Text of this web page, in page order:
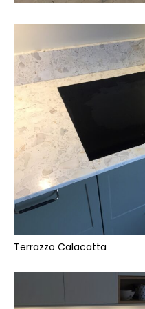
Terrazzo Calacatta